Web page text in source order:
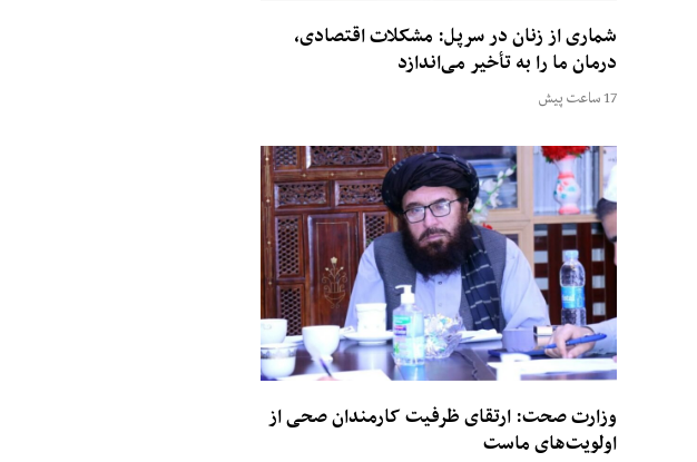
شماری از زنان در سرپل: مشکلات اقتصادی،
درمان ما را به تأخیر می‌اندازد
17 ساعت پیش
وزارت صحت: ارتقای ظرفیت کارمندان صحی از
اولویت‌های ماست